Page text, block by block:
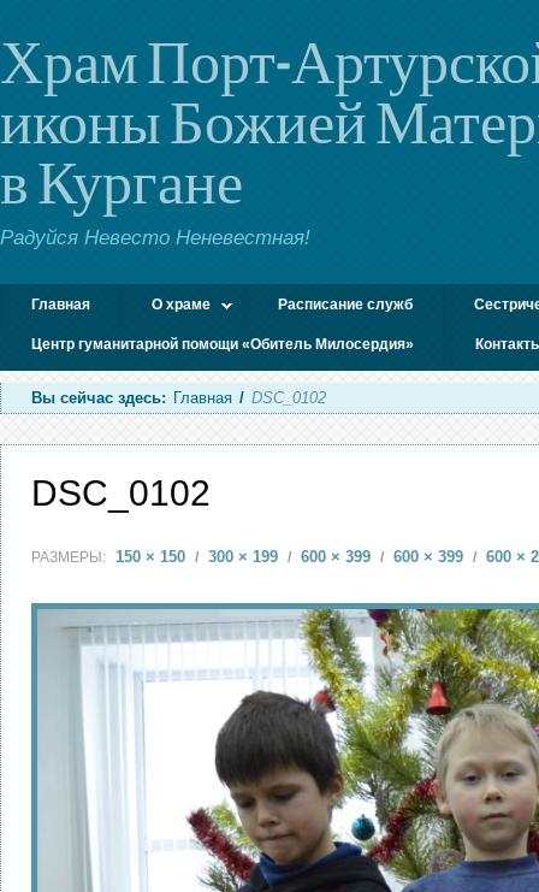
Храм Порт-
иконы Божией
в Кургане
Радуйся Невесто Неневестная!
Главная О храме Расписание служб
Центр гуманитарной помощи «Обитель Милосердия»
Вы сейчас здесь: Главная / DSC_0102
DSC_0102
РАЗМЕРЫ: 150 × 150 / 300 × 199 / 600 × 399 / 600 × 399 / 600 ×